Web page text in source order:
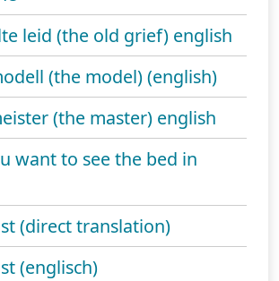
leid (the old grief) english
(the model) (english)
(the master) english
want to see the bed in
(direct translation)
(englisch)